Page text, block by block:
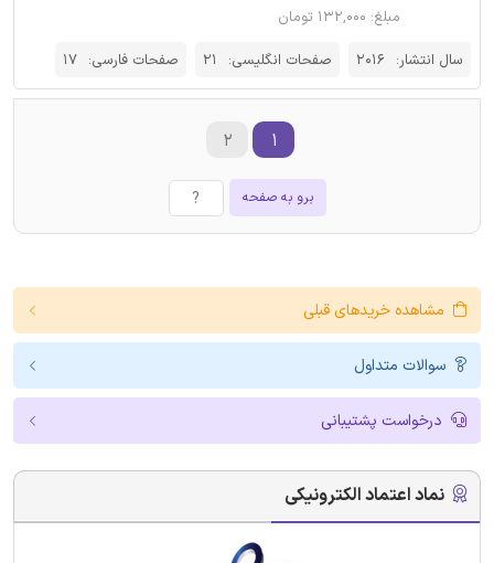
مبلغ: ۱۳۲,۰۰۰ تومان
سال انتشار: 2016 صفحات انگلیسی: 21 صفحات فارسی: 17
برو به صفحه
۱ ۲
مشاهده خریدهای قبلی
سوالات متداول
درخواست پشتیبانی
نماد اعتماد الکترونیکی